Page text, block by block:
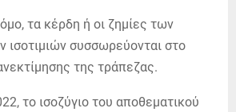
τα κέρδη ή οι ζημίες των
ισοτιμιών συσσωρεύονται στο
της τράπεζας.
το ισοζύγιο του αποθεματικού